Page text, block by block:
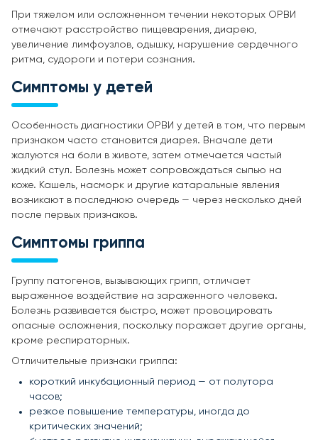
При тяжелом или осложненном течении некоторых ОРВИ
отмечают расстройство пищеварения, диарею,
увеличение лимфоузлов, одышку, нарушение сердечного
ритма, судороги и потери сознания.
Симптомы у детей
Особенность диагностики ОРВИ у детей в том, что первым
признаком часто становится диарея. Вначале дети
жалуются на боли в животе, затем отмечается частый
жидкий стул. Болезнь может сопровождаться сыпью на
коже. Кашель, насморк и другие катаральные явления
возникают в последнюю очередь — через несколько дней
после первых признаков.
Симптомы гриппа
Группу патогенов, вызывающих грипп, отличает
выраженное воздействие на зараженного человека.
Болезнь развивается быстро, может провоцировать
опасные осложнения, поскольку поражает другие органы,
кроме респираторных.
Отличительные признаки гриппа:
короткий инкубационный период — от полутора
часов;
резкое повышение температуры, иногда до
критических значений;